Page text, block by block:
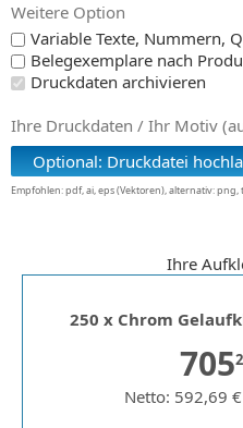
Weitere Option
Variable Texte, Nummern,
Belegexemplare nach
Druckdaten archivieren
Ihre Druckdaten / Ihr Motiv
Optional: Druckdatei
Empfohlen: pdf, ai, eps (Vektoren), alternativ: png,
Ihre
250 x Chrom
705
Netto: 592,69